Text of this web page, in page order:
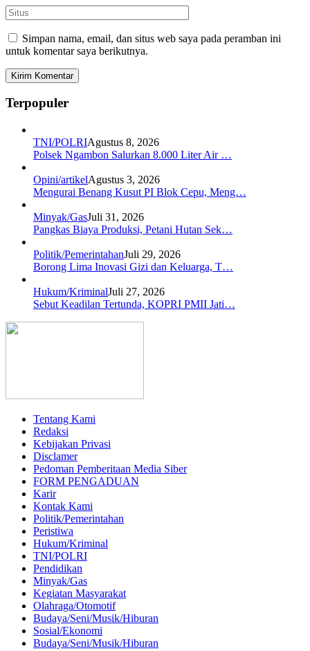
Simpan nama, email, dan situs web saya pada peramban ini
untuk komentar saya berikutnya.
Terpopuler
TNI/POLRIAgustus 8, 2026
Polsek Ngambon Salurkan 8.000 Liter Air …
Opini/artikelAgustus 3, 2026
Mengurai Benang Kusut PI Blok Cepu, Meng…
Minyak/GasJuli 31, 2026
Pangkas Biaya Produksi, Petani Hutan Sek…
Politik/PemerintahanJuli 29, 2026
Borong Lima Inovasi Gizi dan Keluarga, T…
Hukum/KriminalJuli 27, 2026
Sebut Keadilan Tertunda, KOPRI PMII Jati…
Tentang Kami
Redaksi
Kebijakan Privasi
Disclamer
Pedoman Pemberitaan Media Siber
FORM PENGADUAN
Karir
Kontak Kami
Politik/Pemerintahan
Peristiwa
Hukum/Kriminal
TNI/POLRI
Pendidikan
Minyak/Gas
Kegiatan Masyarakat
Olahraga/Otomotif
Budaya/Seni/Musik/Hiburan
Sosial/Ekonomi
Budaya/Seni/Musik/Hiburan